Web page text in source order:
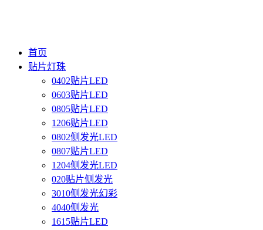
首页
贴片灯珠
0402贴片LED
0603贴片LED
0805贴片LED
1206贴片LED
0802侧发光LED
0807贴片LED
1204侧发光LED
020贴片侧发光
3010侧发光幻彩
4040侧发光
1615贴片LED